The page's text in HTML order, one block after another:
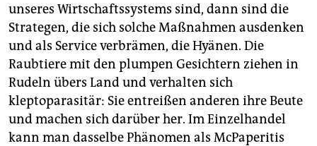
unseres Wirtschaftssystems sind, dann sind die
Strategen, die sich solche Maßnahmen ausdenken
und als Service verbrämen, die Hyänen. Die
Raubtiere mit den plumpen Gesichtern ziehen in
Rudeln übers Land und verhalten sich
kleptoparasitär: Sie entreißen anderen ihre Beute
und machen sich darüber her. Im Einzelhandel
kann man dasselbe Phänomen als McPaperitis